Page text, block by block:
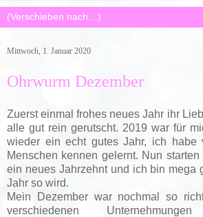
Mittwoch, 1. Januar 2020
Ohrwurm Dezember
Zuerst einmal frohes neues Jahr ihr
alle gut rein gerutscht. 2019 war für
wieder ein echt gutes Jahr, ich habe
Menschen kennen gelernt. Nun
ein neues Jahrzehnt und ich bin mega
Jahr so wird.
Mein Dezember war nochmal so
verschiedenen